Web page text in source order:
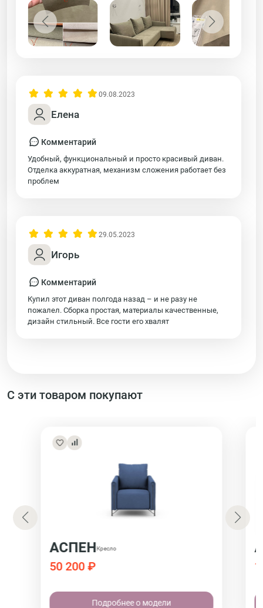
Елена
09.08.2023
Комментарий
Удобный, функциональный и просто красивый диван.
Отделка аккуратная, механизм сложения работает без
проблем
Игорь
29.05.2023
Комментарий
Купил этот диван полгода назад – и не разу не
пожалел. Сборка простая, материалы качественные,
дизайн стильный. Все гости его хвалят
С эти товаром покупают
АСПЕНКресло
50 200 ₽
Подробнее о модели